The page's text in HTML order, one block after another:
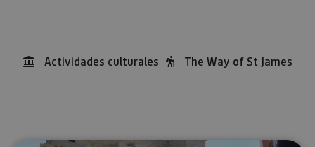
Actividades culturales The Way of St James